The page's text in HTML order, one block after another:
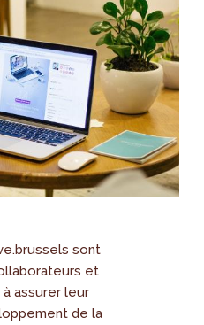
sont
et
assurer leur
de la